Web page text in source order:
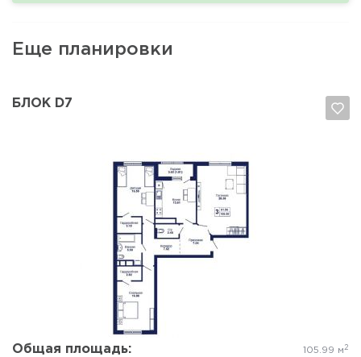
Еще планировки
БЛОК D7
Общая площадь: 105.99 м 2
Да, удалить Отмена